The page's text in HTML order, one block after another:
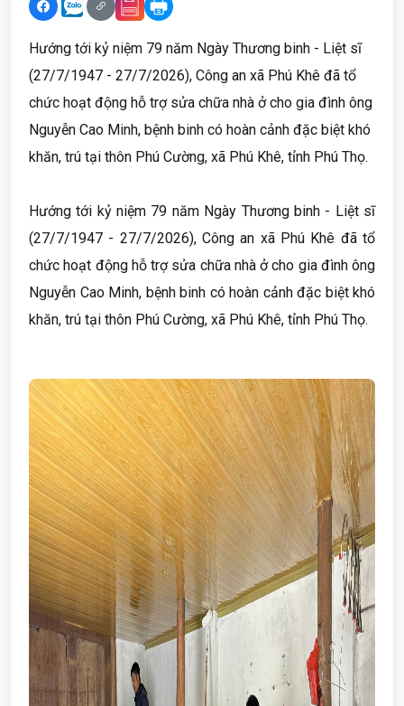
Hướng tới kỷ niệm 79 năm Ngày Thương binh - Liệt sĩ
(27/7/1947 - 27/7/2026), Công an xã Phú Khê đã tổ
chức hoạt động hỗ trợ sửa chữa nhà ở cho gia đình ông
Nguyễn Cao Minh, bệnh binh có hoàn cảnh đặc biệt khó
khăn, trú tại thôn Phú Cường, xã Phú Khê, tỉnh Phú Thọ.
Hướng tới kỷ niệm 79 năm Ngày Thương binh - Liệt sĩ
(27/7/1947 - 27/7/2026), Công an xã Phú Khê đã tổ
chức hoạt động hỗ trợ sửa chữa nhà ở cho gia đình ông
Nguyễn Cao Minh, bệnh binh có hoàn cảnh đặc biệt khó
khăn, trú tại thôn Phú Cường, xã Phú Khê, tỉnh Phú Thọ.